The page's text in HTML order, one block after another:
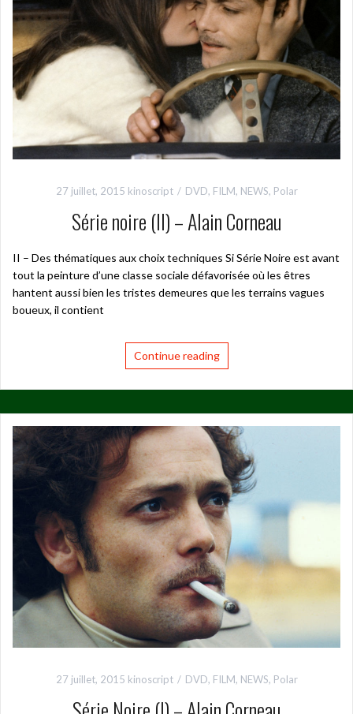
27 juillet, 2015 kinoscript DVD, FILM, NEWS, Polar
Série noire (II) – Alain Corneau
II – Des thématiques aux choix techniques Si Série Noire est avant
tout la peinture d’une classe sociale défavorisée où les êtres
hantent aussi bien les tristes demeures que les terrains vagues
boueux, il contient
Continue reading
27 juillet, 2015 kinoscript DVD, FILM, NEWS, Polar